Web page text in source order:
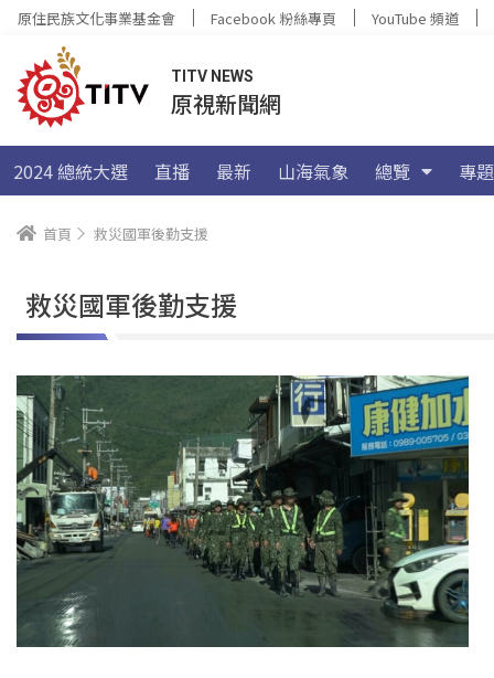
原住民族文化事業基金會 Facebook 粉絲專頁 YouTube 頻道
TITV NEWS
原視新聞網
2024 總統大選 直播 最新 山海氣象 總覽 專題
首頁 救災國軍後勤支援
救災國軍後勤支援